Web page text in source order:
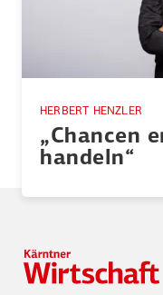
HERBERT HENZLER
„Chancen
handeln“